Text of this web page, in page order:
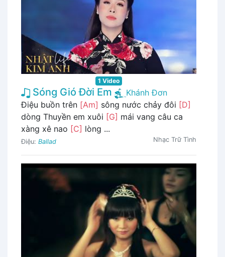
1 Video
Sóng Gió Đời Em
Khánh Đơn
Điệu buồn trên [Am] sông nước chảy đôi [D]
dòng Thuyền em xuôi [G] mái vang câu ca
xàng xê nao [C] lòng ...
Điệu: Ballad Nhạc Trữ Tình